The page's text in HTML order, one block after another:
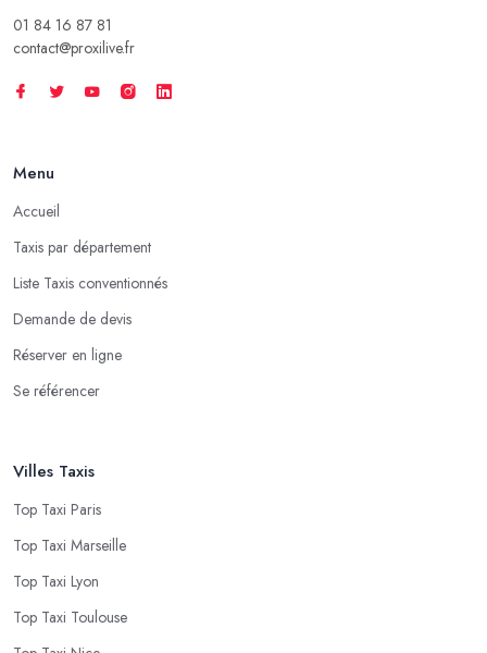
01 84 16 87 81
contact@proxilive.fr
Menu
Accueil
Taxis par département
Liste Taxis conventionnés
Demande de devis
Réserver en ligne
Se référencer
Villes Taxis
Top Taxi Paris
Top Taxi Marseille
Top Taxi Lyon
Top Taxi Toulouse